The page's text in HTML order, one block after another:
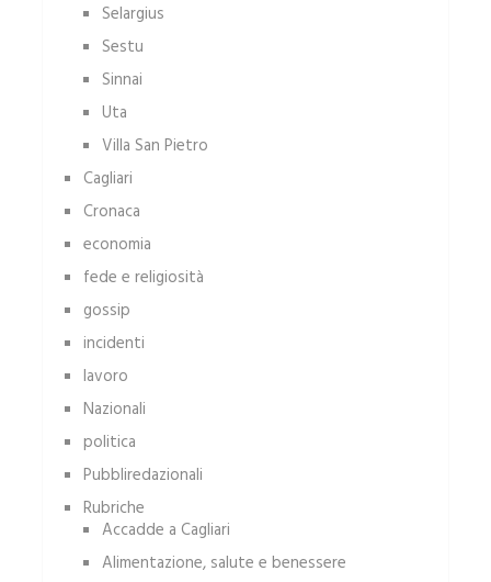
Selargius
Sestu
Sinnai
Uta
Villa San Pietro
Cagliari
Cronaca
economia
fede e religiosità
gossip
incidenti
lavoro
Nazionali
politica
Pubbliredazionali
Rubriche
Accadde a Cagliari
Alimentazione, salute e benessere